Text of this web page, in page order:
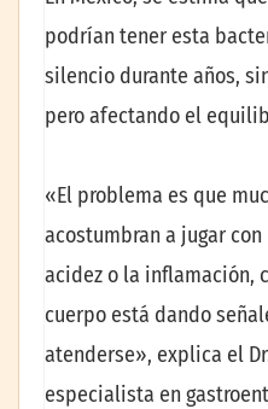
podrían tener esta
silencio durante años,
pero afectando el
«El problema es que
acostumbran a jugar
acidez o la inflamación,
cuerpo está dando
atenderse», explica el
especialista en